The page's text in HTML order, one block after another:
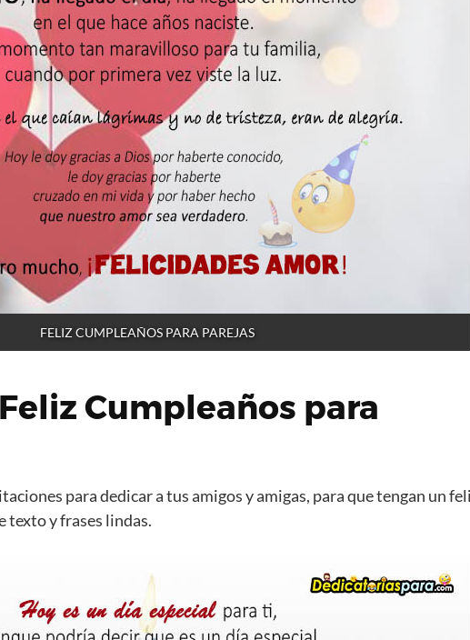
FELIZ CUMPLEAÑOS PARA PAREJAS
Cumpleaños para
para dedicar a tus amigos y amigas, para que tengan un
texto y frases lindas.